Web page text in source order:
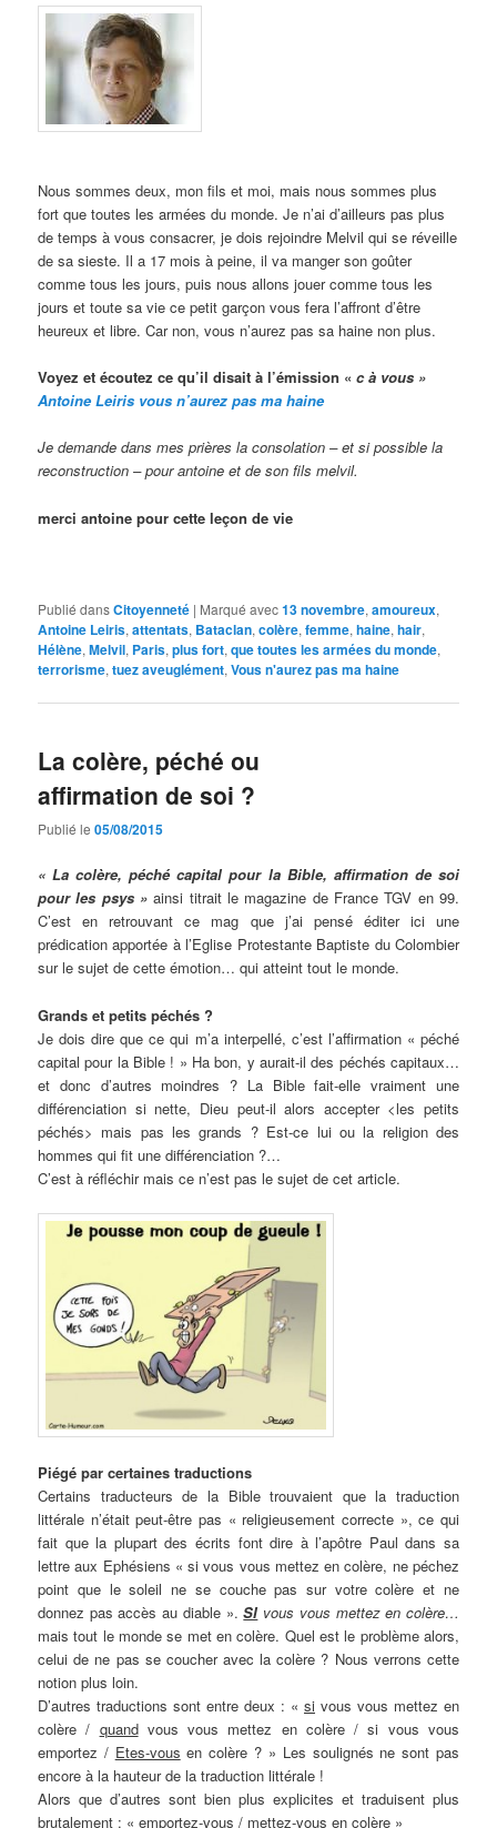
Nous sommes deux, mon fils et moi, mais nous sommes plus
fort que toutes les armées du monde. Je n’ai d’ailleurs pas plus
de temps à vous consacrer, je dois rejoindre Melvil qui se réveille
de sa sieste. Il a 17 mois à peine, il va manger son goûter
comme tous les jours, puis nous allons jouer comme tous les
jours et toute sa vie ce petit garçon vous fera l’affront d’être
heureux et libre. Car non, vous n’aurez pas sa haine non plus.
Voyez et écoutez ce qu’il disait à l’émission «c à vous »
Antoine Leiris vous n’aurez pas ma haine
Je demande dans mes prières la consolation – et si possible la
reconstruction – pour antoine et de son fils melvil.
merci antoine pour cette leçon de vie
Publié dansCitoyenneté | Marqué avec13 novembre,amoureux,
Antoine Leiris,attentats, Bataclan,colère,femme,haine,hair,
Hélène,Melvil, Paris,plus fort,que toutes les armées du monde,
terrorisme,tuez aveuglément,Vous n'aurez pas ma haine
La colère, péché ou
affirmation de soi ?
Publié le05/08/2015
« La colère, péché capital pour la Bible, affirmation de soi
pour les psys » ainsi titrait le magazine de France TGV en 99.
C’est en retrouvant ce mag que j’ai pensé éditer ici une
prédication apportée à l’Eglise Protestante Baptiste du Colombier
sur le sujet de cette émotion… qui atteint tout le monde.
Grands et petits péchés ?
Je dois dire que ce qui m’a interpellé, c’est l’affirmation « péché
capital pour la Bible ! » Ha bon, y aurait-il des péchés capitaux…
et donc d’autres moindres ? La Bible fait-elle vraiment une
différenciation si nette, Dieu peut-il alors accepter <les petits
péchés> mais pas les grands ? Est-ce lui ou la religion des
hommes qui fit une différenciation ?…
C’est à réfléchir mais ce n’est pas le sujet de cet article.
Piégé par certaines traductions
Certains traducteurs de la Bible trouvaient que la traduction
littérale n’était peut-être pas « religieusement correcte », ce qui
fait que la plupart des écrits font dire à l’apôtre Paul dans sa
lettre aux Ephésiens « si vous vous mettez en colère, ne péchez
point que le soleil ne se couche pas sur votre colère et ne
donnez pas accès au diable ».SIvous vous mettez en colère…
mais tout le monde se met en colère. Quel est le problème alors,
celui de ne pas se coucher avec la colère ? Nous verrons cette
notion plus loin.
D’autres traductions sont entre deux : « si vous vous mettez en
colère / quandvous vous mettez en colère / si vous vous
emportez / Etes-vous en colère ? » Les soulignés ne sont pas
encore à la hauteur de la traduction littérale !
Alors que d’autres sont bien plus explicites et traduisent plus
brutalement : « emportez-vous / mettez-vous en colère »